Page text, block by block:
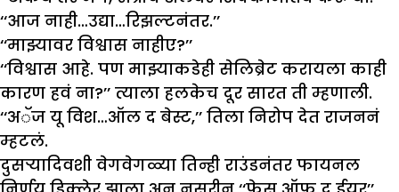
‘‘आज नाही…उद्या…रिझल्टनंतर.’’
‘‘माझ्यावर विश्वास नाहीए?’’
‘‘विश्वास आहे. पण माझ्याकडेही सेलिब्रेट करायला काही
कारण हवं ना?’’ त्याला हलकेच दूर सारत ती म्हणाली.
‘‘अॅज यू विश…ऑल द बेस्ट,’’ तिला निरोप देत राजननं
म्हटलं.
दुसऱ्यादिवशी वेगवेगळ्या तिन्ही राउंडनंतर फायनल